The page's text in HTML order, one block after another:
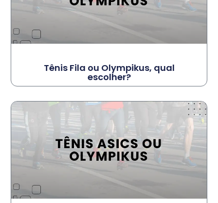
Tênis Fila ou Olympikus, qual
escolher?